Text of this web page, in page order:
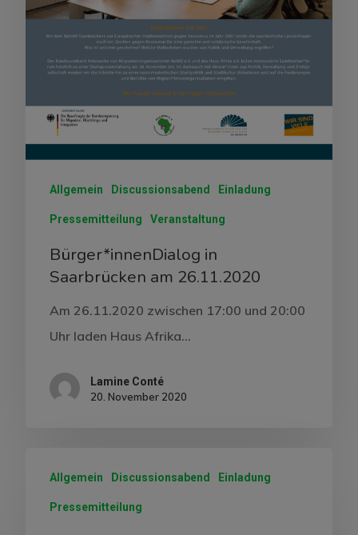
Allgemein Discussionsabend Einladung
Pressemitteilung Veranstaltung
Bürger*innenDialog in
Saarbrücken am 26.11.2020
Am 26.11.2020 zwischen 17:00 und 20:00
Uhr laden Haus Afrika…
Lamine Conté
20. November 2020
Allgemein Discussionsabend Einladung
Pressemitteilung